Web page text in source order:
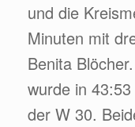
und die
Minuten mit
Benita
wurde in
der W 30.